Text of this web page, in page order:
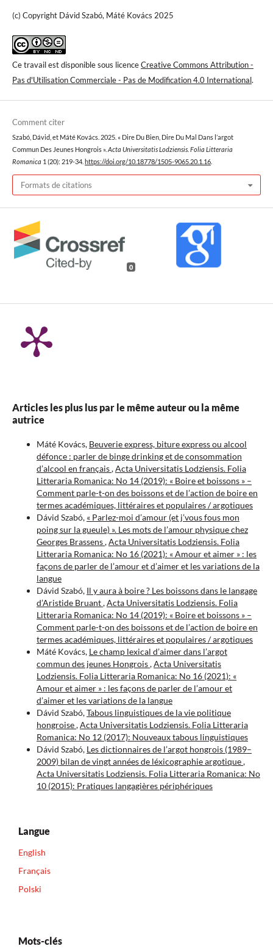
(c) Copyright Dávid Szabó, Máté Kovács 2025
Ce travail est disponible sous licenceCreative Commons Attribution -
Pas d'Utilisation Commerciale - Pas de Modification 4.0 International.
Comment citer
Szabó, Dávid, et Máté Kovács. 2025. « Dire Du Bien, Dire Du Mal Dans l’argot
Commun Des Jeunes Hongrois ». Acta Universitatis Lodziensis. Folia Litteraria
Romanica 1 (20): 219-34. https://doi.org/10.18778/1505-9065.20.1.16
Formats de citations
0
Articles les plus lus par le même auteur ou la même
autrice
Máté Kovács, Beuverie express, biture express ou alcool
défonce : parler de binge drinking et de consommation
d’alcool en français,Acta Universitatis Lodziensis. Folia
Litteraria Romanica: No 14 (2019): « Boire et boissons » –
Comment parle-t-on des boissons et de l’action de boire en
termes académiques, littéraires et populaires / argotiques
Dávid Szabó, « Parlez-moi d’amour (et j’vous fous mon
poing sur la gueule) ». Les mots de l’amour physique chez
Georges Brassens,Acta Universitatis Lodziensis. Folia
Litteraria Romanica: No 16 (2021): « Amour et aimer » : les
façons de parler de l’amour et d’aimer et les variations de la
langue
Dávid Szabó, Il y aura à boire ? Les boissons dans le langage
d’Aristide Bruant,Acta Universitatis Lodziensis. Folia
Litteraria Romanica: No 14 (2019): « Boire et boissons » –
Comment parle-t-on des boissons et de l’action de boire en
termes académiques, littéraires et populaires / argotiques
Máté Kovács, Le champ lexical d’aimer dans l’argot
commun des jeunes Hongrois,Acta Universitatis
Lodziensis. Folia Litteraria Romanica: No 16 (2021): «
Amour et aimer » : les façons de parler de l’amour et
d’aimer et les variations de la langue
Dávid Szabó,Tabous linguistiques de la vie politique
hongroise,Acta Universitatis Lodziensis. Folia Litteraria
Romanica: No 12 (2017): Nouveaux tabous linguistiques
Dávid Szabó, Les dictionnaires de l’argot hongrois (1989–
2009) bilan de vingt années de léxicographie argotique,
Acta Universitatis Lodziensis. Folia Litteraria Romanica: No
10 (2015): Pratiques langagières périphériques
Langue
English
Français
Polski
Mots-clés